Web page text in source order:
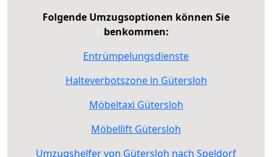
Folgende Umzugsoptionen können Sie
benkommen:
Entrümpelungsdienste
Halteverbotszone in Gütersloh
Möbeltaxi Gütersloh
Möbellift Gütersloh
Umzugshelfer von Gütersloh nach Speldorf